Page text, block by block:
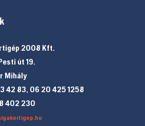
2008 Kft.
út 19.
Mihály
42 83, 06 20 425 1258
402 230